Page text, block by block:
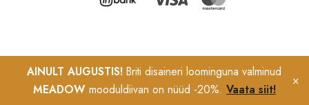
AINULT AUGUSTIS! Briti disaineri loominguna valminud
MEADOWmooduldiivan on nüüd -20%. Vaata siit!
×